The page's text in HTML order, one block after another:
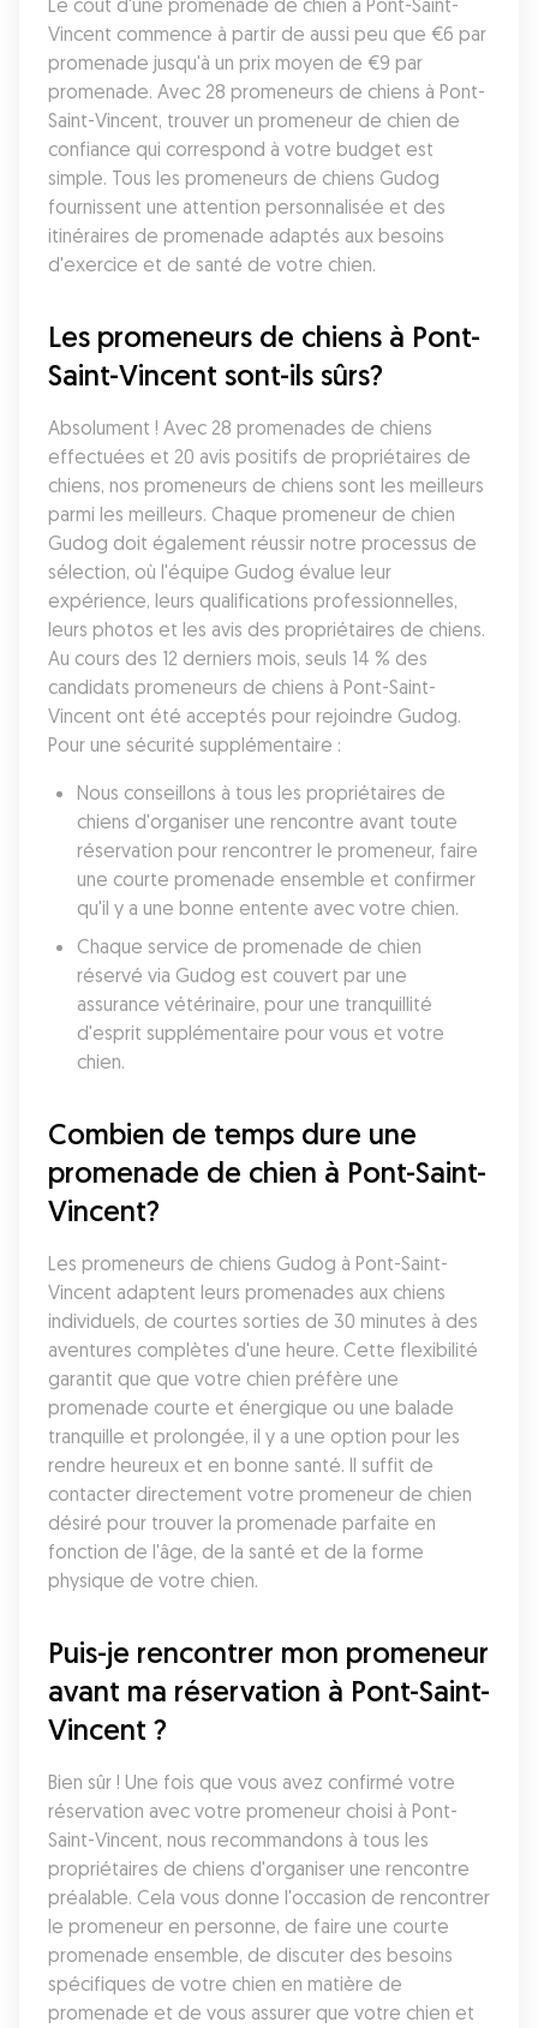
Le coût d'une promenade de chien à Pont-Saint-
Vincent commence à partir de aussi peu que €6 par
promenade jusqu'à un prix moyen de €9 par
promenade. Avec 28 promeneurs de chiens à Pont-
Saint-Vincent, trouver un promeneur de chien de
confiance qui correspond à votre budget est
simple. Tous les promeneurs de chiens Gudog
fournissent une attention personnalisée et des
itinéraires de promenade adaptés aux besoins
d'exercice et de santé de votre chien.
Les promeneurs de chiens à Pont-
Saint-Vincent sont-ils sûrs?
Absolument ! Avec 28 promenades de chiens
effectuées et 20 avis positifs de propriétaires de
chiens, nos promeneurs de chiens sont les meilleurs
parmi les meilleurs. Chaque promeneur de chien
Gudog doit également réussir notre processus de
sélection, où l'équipe Gudog évalue leur
expérience, leurs qualifications professionnelles,
leurs photos et les avis des propriétaires de chiens.
Au cours des 12 derniers mois, seuls 14 % des
candidats promeneurs de chiens à Pont-Saint-
Vincent ont été acceptés pour rejoindre Gudog.
Pour une sécurité supplémentaire :
Nous conseillons à tous les propriétaires de
chiens d'organiser une rencontre avant toute
réservation pour rencontrer le promeneur, faire
une courte promenade ensemble et confirmer
qu'il y a une bonne entente avec votre chien.
Chaque service de promenade de chien
réservé via Gudog est couvert par une
assurance vétérinaire, pour une tranquillité
d'esprit supplémentaire pour vous et votre
chien.
Combien de temps dure une
promenade de chien à Pont-Saint-
Vincent?
Les promeneurs de chiens Gudog à Pont-Saint-
Vincent adaptent leurs promenades aux chiens
individuels, de courtes sorties de 30 minutes à des
aventures complètes d'une heure. Cette flexibilité
garantit que que votre chien préfère une
promenade courte et énergique ou une balade
tranquille et prolongée, il y a une option pour les
rendre heureux et en bonne santé. Il suffit de
contacter directement votre promeneur de chien
désiré pour trouver la promenade parfaite en
fonction de l'âge, de la santé et de la forme
physique de votre chien.
Puis-je rencontrer mon promeneur
avant ma réservation à Pont-Saint-
Vincent ?
Bien sûr ! Une fois que vous avez confirmé votre
réservation avec votre promeneur choisi à Pont-
Saint-Vincent, nous recommandons à tous les
propriétaires de chiens d'organiser une rencontre
préalable. Cela vous donne l'occasion de rencontrer
le promeneur en personne, de faire une courte
promenade ensemble, de discuter des besoins
spécifiques de votre chien en matière de
promenade et de vous assurer que votre chien et